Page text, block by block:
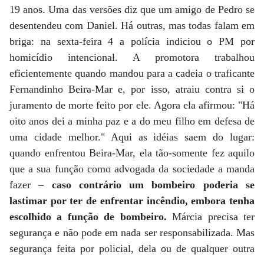
19 anos. Uma das versões diz que um amigo de Pedro se
desentendeu com Daniel. Há outras, mas todas falam em
briga: na sexta-feira 4 a polícia indiciou o PM por
homicídio intencional. A promotora trabalhou
eficientemente quando mandou para a cadeia o traficante
Fernandinho Beira-Mar e, por isso, atraiu contra si o
juramento de morte feito por ele. Agora ela afirmou: "Há
oito anos dei a minha paz e a do meu filho em defesa de
uma cidade melhor." Aqui as idéias saem do lugar:
quando enfrentou Beira-Mar, ela tão-somente fez aquilo
que a sua função como advogada da sociedade a manda
fazer – caso contrário um bombeiro poderia se
lastimar por ter de enfrentar incêndio, embora tenha
escolhido a função de bombeiro. Márcia precisa ter
segurança e não pode em nada ser responsabilizada. Mas
segurança feita por policial, dela ou de qualquer outra